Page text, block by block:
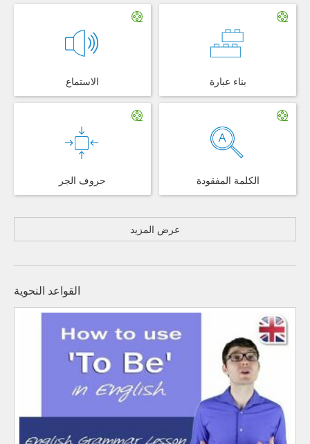
الاستماع بناء عبارة
حروف الجر الكلمة المفقودة
عرض المزيد
القواعد النحوية